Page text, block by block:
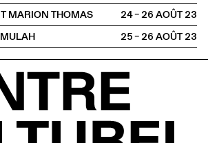
MARION THOMAS
24 – 26 AOÛT2023
25 – 26 AOÛT2023